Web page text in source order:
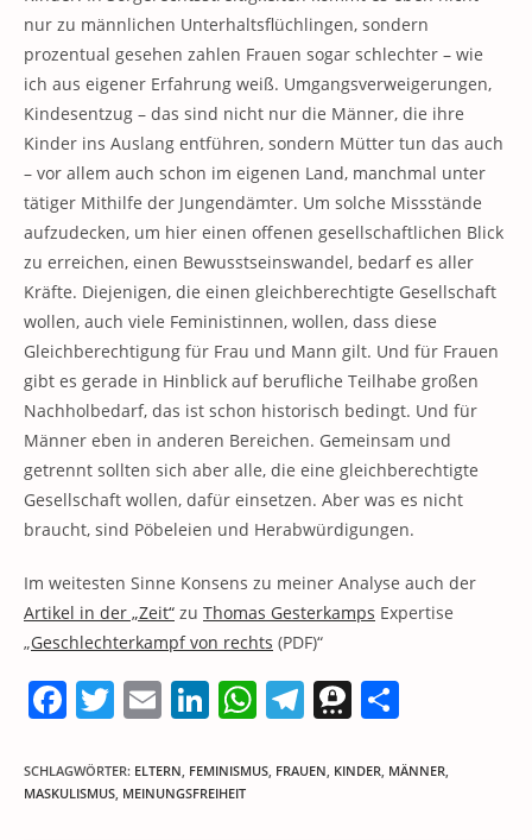
nur zu männlichen Unterhaltsflüchlingen, sondern
prozentual gesehen zahlen Frauen sogar schlechter – wie
ich aus eigener Erfahrung weiß. Umgangsverweigerungen,
Kindesentzug – das sind nicht nur die Männer, die ihre
Kinder ins Auslang entführen, sondern Mütter tun das auch
– vor allem auch schon im eigenen Land, manchmal unter
tätiger Mithilfe der Jungendämter. Um solche Missstände
aufzudecken, um hier einen offenen gesellschaftlichen Blick
zu erreichen, einen Bewusstseinswandel, bedarf es aller
Kräfte. Diejenigen, die einen gleichberechtigte Gesellschaft
wollen, auch viele Feministinnen, wollen, dass diese
Gleichberechtigung für Frau und Mann gilt. Und für Frauen
gibt es gerade in Hinblick auf berufliche Teilhabe großen
Nachholbedarf, das ist schon historisch bedingt. Und für
Männer eben in anderen Bereichen. Gemeinsam und
getrennt sollten sich aber alle, die eine gleichberechtigte
Gesellschaft wollen, dafür einsetzen. Aber was es nicht
braucht, sind Pöbeleien und Herabwürdigungen.
Im weitesten Sinne Konsens zu meiner Analyse auch der
Artikel in der „Zeit“ zu Thomas Gesterkamps Expertise
„Geschlechterkampf von rechts (PDF)“
F
c
e
T
itt
er
E
ai
l
Li
k
e
W
at
T
e
T
re le
SCHLAGWÖRTER: ELTERN, FEMINISMUS, FRAUEN, KINDER, MÄNNER,
MASKULISMUS, MEINUNGSFREIHEIT